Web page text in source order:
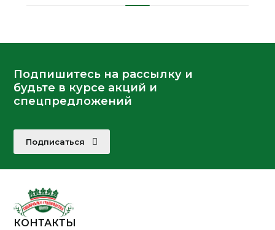
Подпишитесь на рассылку и
будьте в курсе акций и
спецпредложений
Подписаться
КОНТАКТЫ